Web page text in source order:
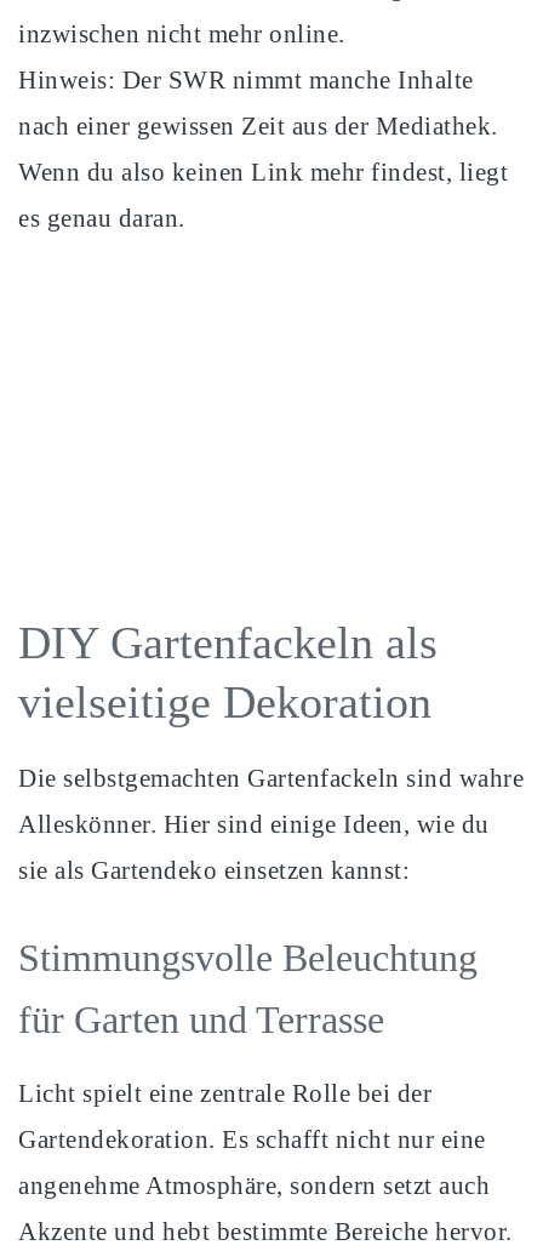
inzwischen nicht mehr online.
Hinweis: Der SWR nimmt manche Inhalte
nach einer gewissen Zeit aus der Mediathek.
Wenn du also keinen Link mehr findest, liegt
es genau daran.
DIY Gartenfackeln als
vielseitige Dekoration
Die selbstgemachten Gartenfackeln sind wahre
Alleskönner. Hier sind einige Ideen, wie du
sie als Gartendeko einsetzen kannst:
Stimmungsvolle Beleuchtung
für Garten und Terrasse
Licht spielt eine zentrale Rolle bei der
Gartendekoration. Es schafft nicht nur eine
angenehme Atmosphäre, sondern setzt auch
Akzente und hebt bestimmte Bereiche hervor.